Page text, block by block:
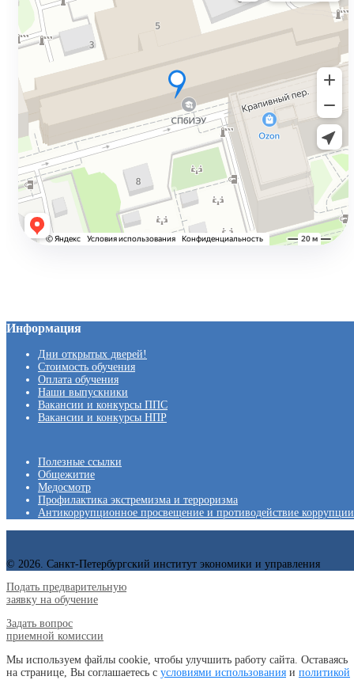
Подробнее →
Дистанционное обучение
Информация
Дни открытых дверей!
Стоимость обучения
Оплата обучения
Наши выпускники
Вакансии и конкурсы ППС
Вакансии и конкурсы НПР
Полезные ссылки
Общежитие
Медосмотр
Профилактика экстремизма и терроризма
Антикоррупционное просвещение и противодействие коррупции
© 2026. Санкт-Петербургский институт экономики и управления
Подать предварительную
заявку на обучение
Задать вопрос
приемной комиссии
Мы используем файлы cookie, чтобы улучшить работу сайта. Оставаясь
на странице, Вы соглашаетесь с условиями использования и политикой